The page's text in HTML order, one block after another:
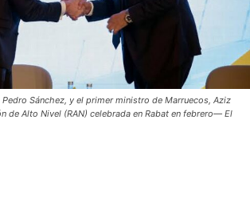
Sánchez, y el primer ministro de Marruecos, Aziz
de Alto Nivel (RAN) celebrada en Rabat en febrero— El